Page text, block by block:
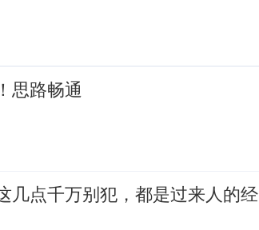
思路畅通
几点千万别犯，都是过来人的经